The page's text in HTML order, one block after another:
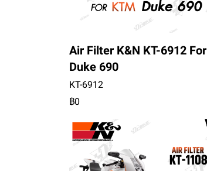
Air Filter K&N KT-6912 For
Duke 690
KT-6912
฿0